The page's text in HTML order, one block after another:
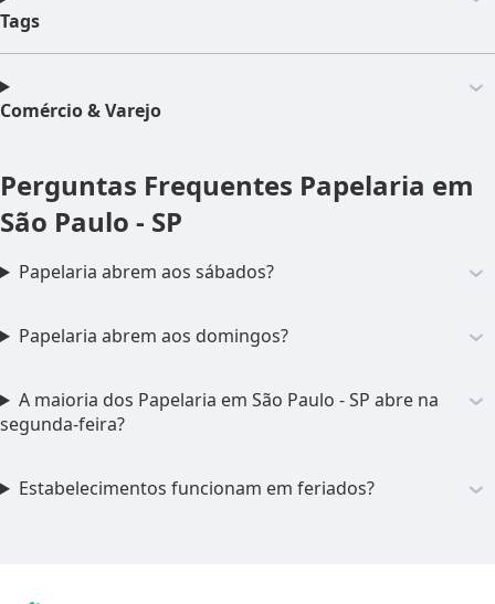
Tags
Comércio & Varejo
Perguntas Frequentes Papelaria em
São Paulo - SP
Papelaria abrem aos sábados?
Papelaria abrem aos domingos?
A maioria dos Papelaria em São Paulo - SP abre na
segunda-feira?
Estabelecimentos funcionam em feriados?